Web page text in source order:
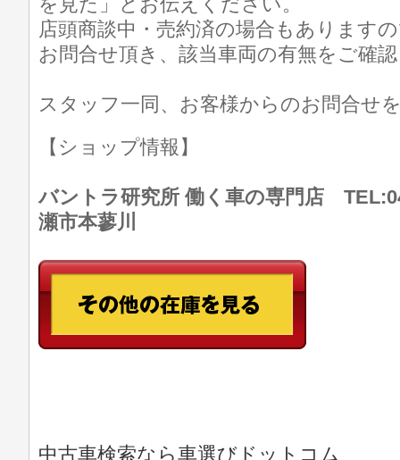
店頭商談中・売約済の場合もあります
お問合せ頂き、該当車両の有無をご確
スタッフ一同、お客様からのお問合せ
【ショップ情報】
バントラ研究所 働く車の専門店
瀬市本蓼川
中古車検索なら車選びドットコム